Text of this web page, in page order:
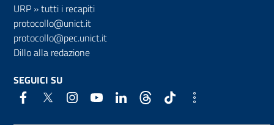
URP »tutti i recapiti
protocollo@unict.it
protocollo@pec.unict.it
Dillo alla redazione
SEGUICI SU